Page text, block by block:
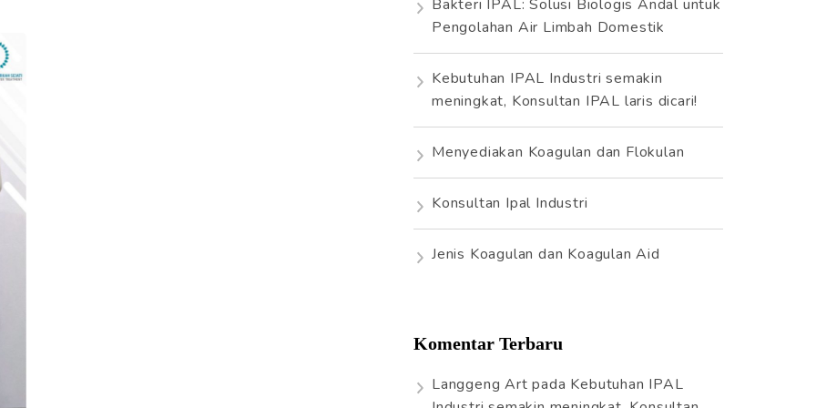
t
k
:
Bakteri IPAL: Solusi Biologis Andal untuk
Pengolahan Air Limbah Domestik
Kebutuhan IPAL Industri semakin
meningkat, Konsultan IPAL laris dicari!
Menyediakan Koagulan dan Flokulan
Konsultan Ipal Industri
Jenis Koagulan dan Koagulan Aid
Komentar Terbaru
Langgeng Art pada Kebutuhan IPAL